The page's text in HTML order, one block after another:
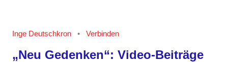
Inge Deutschkron Verbinden
„Neu Gedenken“: Video-Beiträge